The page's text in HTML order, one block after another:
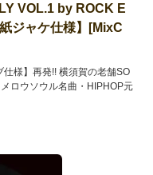
VOL.1 by ROCK E
ジャケ仕様】[MixC
仕様】再発!! 横須賀の老舗SO
ロウソウル名曲・HIPHOP元